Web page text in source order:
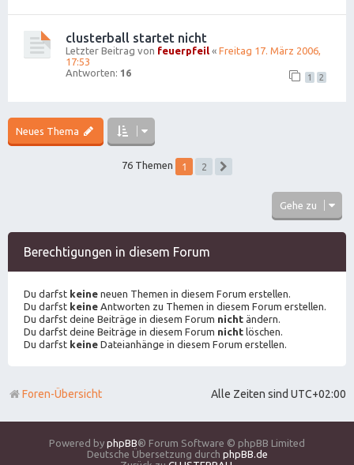
clusterball startet nicht
Letzter Beitrag von feuerpfeil « Freitag 17. März 2006,
17:53
Antworten: 16 1 2
Neues Thema
76 Themen 1
2
Gehe zu
Berechtigungen in diesem Forum
Du darfst keine neuen Themen in diesem Forum erstellen.
Du darfst keine Antworten zu Themen in diesem Forum erstellen.
Du darfst deine Beiträge in diesem Forum nicht ändern.
Du darfst deine Beiträge in diesem Forum nicht löschen.
Du darfst keine Dateianhänge in diesem Forum erstellen.
Alle Zeiten sind UTC+02:00
Foren-Übersicht
Powered by phpBB® Forum Software © phpBB Limited
Deutsche Übersetzung durch phpBB.de